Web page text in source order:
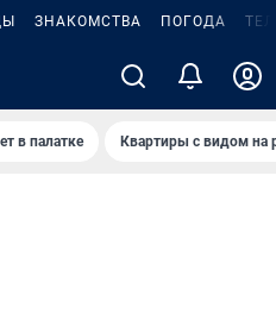
ЗНАКОМСТВА ПОГОДА
в палатке Квартиры с видом на